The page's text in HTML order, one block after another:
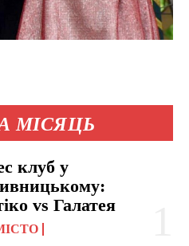
МІСЯЦЬ
клуб у
vs Галатея